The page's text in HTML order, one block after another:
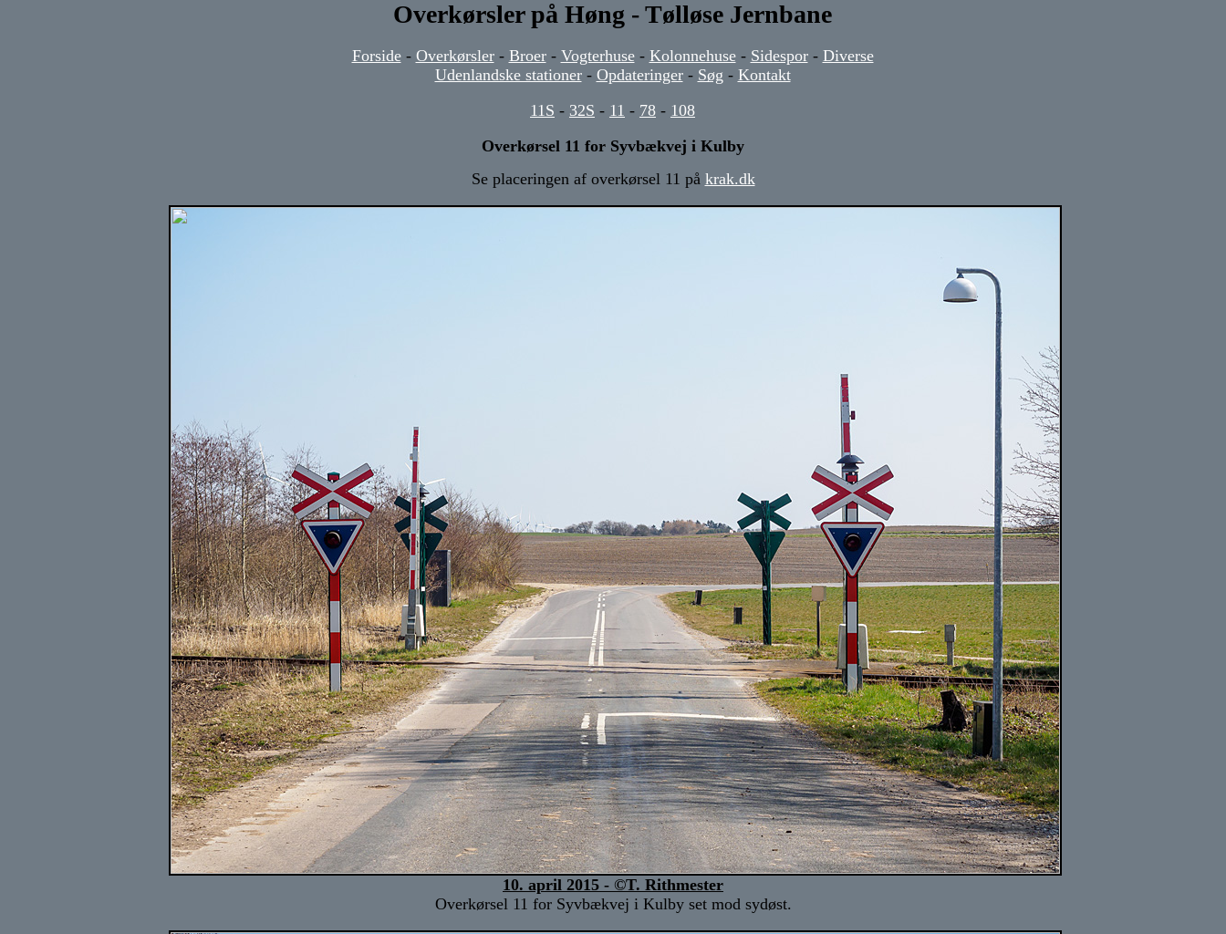
Overkørsler på Høng - Tølløse Jernbane
Forside- Overkørsler- Broer- Vogterhuse- Kolonnehuse- Sidespor- Diverse
Udenlandske stationer- Opdateringer- Søg - Kontakt
11S - 32S - 11 - 78 - 108
Overkørsel 11 for Syvbækvej i Kulby
Se placeringen af overkørsel 11 på krak.dk
10. april 2015 - ©T. Rithmester
Overkørsel 11 for Syvbækvej i Kulby set mod sydøst.